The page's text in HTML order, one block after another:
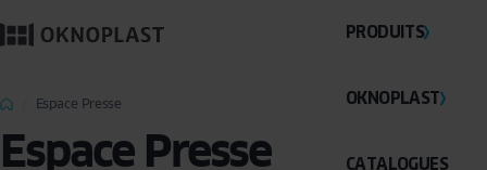
PRODUITS
OKNOPLAST
CATALOGUES
Espace Presse
Espace Presse